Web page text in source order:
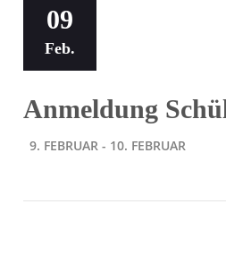
09
Feb.
Anmeldung
9. FEBRUAR - 10. FEBRUAR